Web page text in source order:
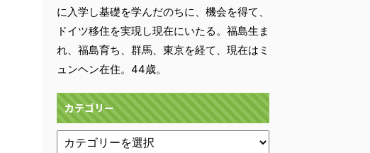
に入学し基礎を学んだのちに、機会を得て、
ドイツ移住を実現し現在にいたる。福島生ま
れ、福島育ち、群馬、東京を経て、現在はミ
ュンヘン在住。44歳。
カテゴリー